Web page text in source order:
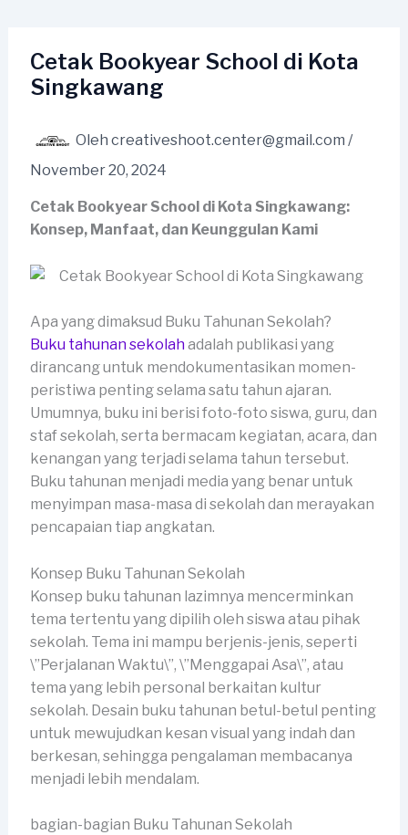
kontenCetak Bookyear School di Kota
Singkawang
Oleh creativeshoot.center@gmail.com /
November 20, 2024
Cetak Bookyear School di Kota Singkawang:
Konsep, Manfaat, dan Keunggulan Kami
Apa yang dimaksud Buku Tahunan Sekolah?
Buku tahunan sekolahadalah publikasi yang
dirancang untuk mendokumentasikan momen-
peristiwa penting selama satu tahun ajaran.
Umumnya, buku ini berisi foto-foto siswa, guru, dan
staf sekolah, serta bermacam kegiatan, acara, dan
kenangan yang terjadi selama tahun tersebut.
Buku tahunan menjadi media yang benar untuk
menyimpan masa-masa di sekolah dan merayakan
pencapaian tiap angkatan.
Konsep Buku Tahunan Sekolah
Konsep buku tahunan lazimnya mencerminkan
tema tertentu yang dipilih oleh siswa atau pihak
sekolah. Tema ini mampu berjenis-jenis, seperti
\”Perjalanan Waktu\”, \”Menggapai Asa\”, atau
tema yang lebih personal berkaitan kultur
sekolah. Desain buku tahunan betul-betul penting
untuk mewujudkan kesan visual yang indah dan
berkesan, sehingga pengalaman membacanya
menjadi lebih mendalam.
bagian-bagian Buku Tahunan Sekolah